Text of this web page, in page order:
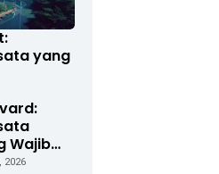
Universitas
Rewang
(Kukerta) Universitas Riau bersama
yang
Wajib
2026